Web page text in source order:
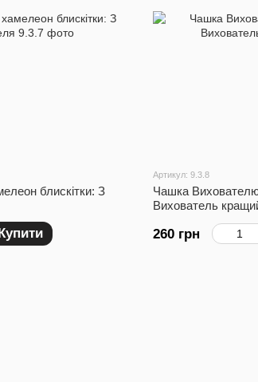
блискітки: З
Купити
Артикул: 9.3.8
Чашка
Вихователь
260 грн